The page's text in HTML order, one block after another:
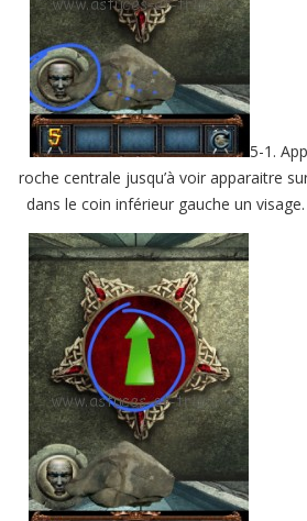
5-1.
roche centrale jusqu’à voir apparaitre
dans le coin inférieur gauche un